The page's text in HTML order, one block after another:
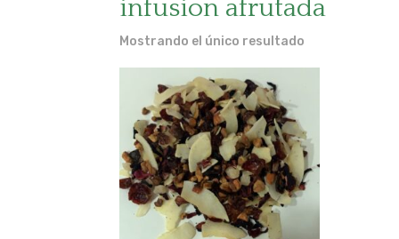
infusion afrutada
Mostrando el único resultado